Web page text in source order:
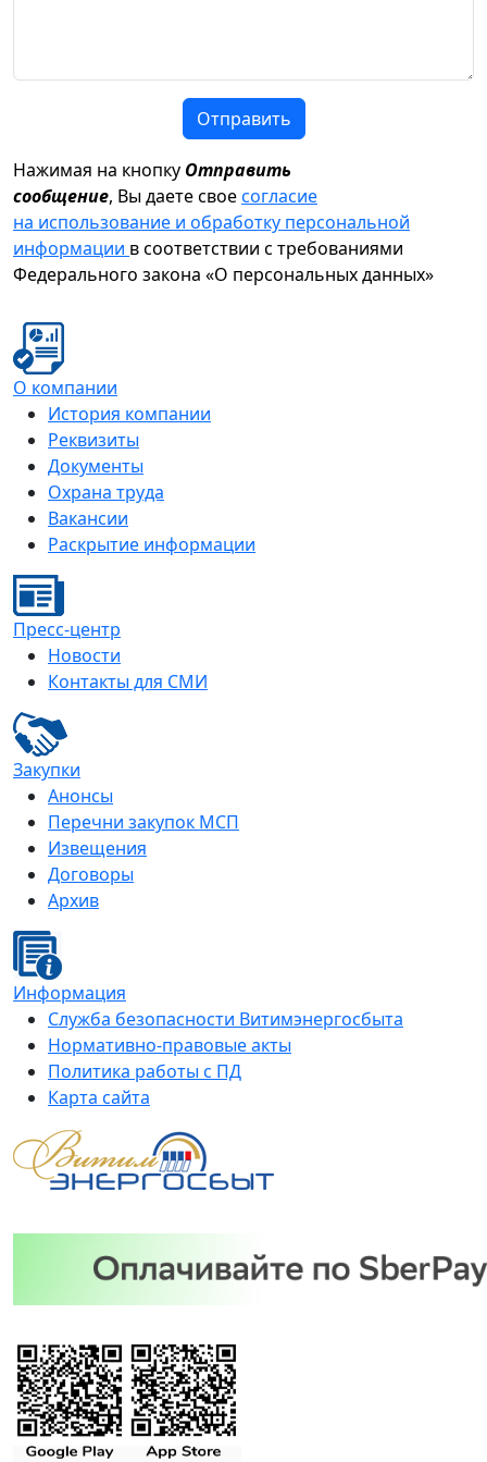
Отправить
Нажимая на кнопку Отправить
сообщение, Вы даете своесогласие
на использование и обработку персональной
информации в соответствии с требованиями
Федерального закона «О персональных данных»
О компании
История компании
Реквизиты
Документы
Охрана труда
Вакансии
Раскрытие информации
Пресс-центр
Новости
Контакты для СМИ
Закупки
Анонсы
Перечни закупок МСП
Извещения
Договоры
Архив
Информация
Служба безопасности Витимэнергосбыта
Нормативно-правовые акты
Политика работы с ПД
Карта сайта